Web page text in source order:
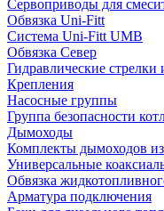
Сервоприводы для
Обвязка Uni-Fitt
Система Uni-Fitt UMB
Обвязка Север
Гидравлические стрелки
Крепления
Насосные группы
Группа безопасности
Дымоходы
Комплекты дымоходов
Универсальные
Обвязка
Арматура подключения